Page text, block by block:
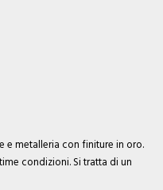
e metalleria con finiture in oro.
condizioni. Si tratta di un